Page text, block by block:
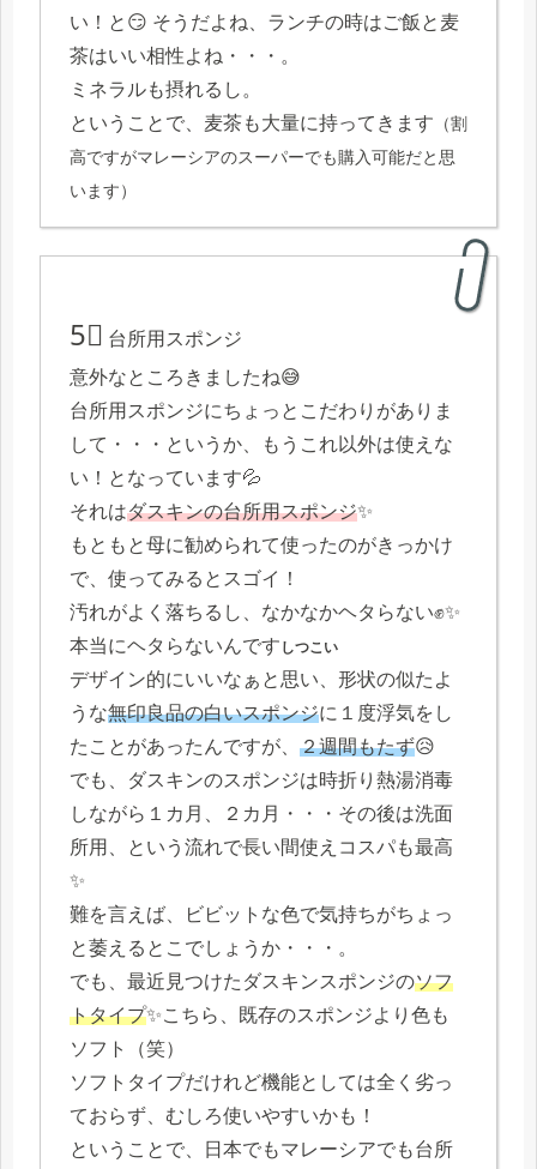
い！と😏 そうだよね、ランチの時はご飯と麦
茶はいい相性よね・・・。
ミネラルも摂れるし。
ということで、麦茶も大量に持ってきます （割
高ですがマレーシアのスーパーでも購入可能だと思
います）
5⃣ 台所用スポンジ
意外なところきましたね😅
台所用スポンジにちょっとこだわりがありま
して・・・というか、もうこれ以外は使えな
い！となっています💦
それはダスキンの台所用スポンジ✨
もともと母に勧められて使ったのがきっかけ
で、使ってみるとスゴイ！
汚れがよく落ちるし、なかなかヘタらない✊✨
本当にヘタらないんです しつこい
デザイン的にいいなぁと思い、形状の似たよ
うな無印良品の白いスポンジに１度浮気をし
たことがあったんですが、 ２週間もたず😥
でも、ダスキンのスポンジは時折り熱湯消毒
しながら１カ月、２カ月・・・その後は洗面
所用、という流れで長い間使えコスパも最高
✨
難を言えば、ビビットな色で気持ちがちょっ
と萎えるとこでしょうか・・・。
でも、最近見つけたダスキンスポンジのソフ
トタイプ✨こちら、既存のスポンジより色も
ソフト（笑）
ソフトタイプだけれど機能としては全く劣っ
ておらず、むしろ使いやすいかも！
ということで、日本でもマレーシアでも台所